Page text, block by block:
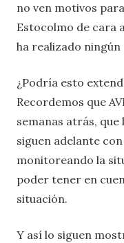
no ven motivos
Estocolmo de cara
ha realizado ningún
¿Podría esto
Recordemos que
semanas atrás,
siguen adelante
monitoreando la
poder tener en
situación.
Y así lo siguen